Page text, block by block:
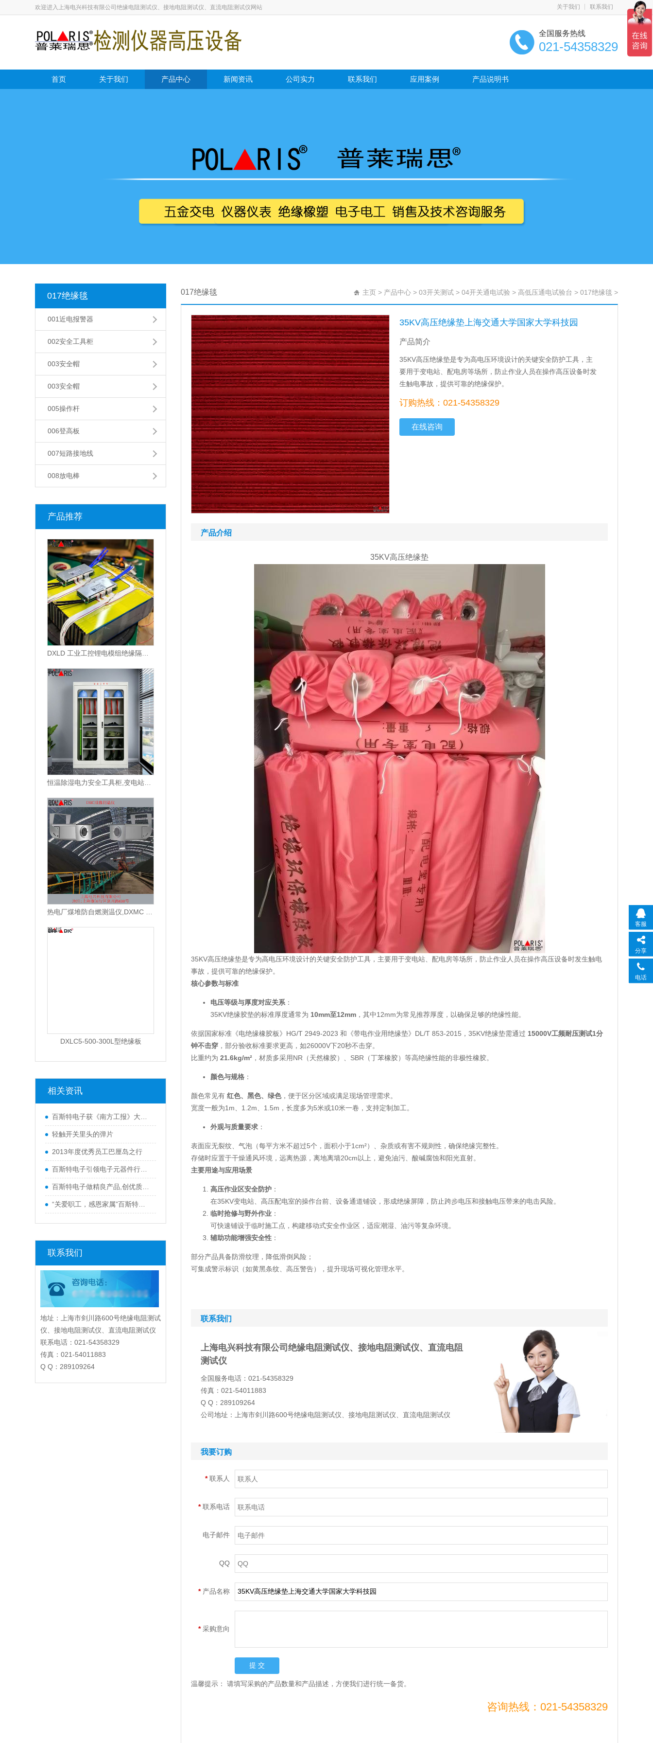
欢迎进入上海电兴科技有限公司绝缘电阻测试仪、接地电阻测试仪、直流电阻测试仪网站 关于我们 联系我们
全国服务热线
021-54358329
首页 关于我们 产品中心 新闻资讯 公司实力 联系我们 应用案例 产品说明书
017绝缘毯
001近电报警器
002安全工具柜
003安全帽
003安全帽
005操作杆
006登高板
007短路接地线
008放电棒
产品推荐
DXLC5-500-300L型绝缘板
相关资讯
百斯特电子获《南方工报》大篇幅报
轻触开关里头的弹片
2013年度优秀员工巴厘岛之行
百斯特电子引领电子元器件行业,产品
百斯特电子做精良产品,创优质品牌
“关爱职工，感恩家属”百斯特优秀
联系我们
地址：上海市剑川路600号绝缘电阻测试
仪、接地电阻测试仪、直流电阻测试仪
联系电话：021-54358329
传真：021-54011883
Q Q：289109264
017绝缘毯 主页 > 产品中心 > 03开关测试 > 04开关通电试验 > 高低压通电试验台 > 017绝缘毯 >
35KV高压绝缘垫上海交通大学国家大学科技园
产品简介
35KV高压绝缘垫是专为高电压环境设计的关键安全防护工具，主
要用于变电站、配电房等场所，防止作业人员在操作高压设备时发
生触电事故，提供可靠的绝缘保护。
订购热线：021-54358329
在线咨询
产品介绍
35KV高压绝缘垫
35KV高压绝缘垫是专为高电压环境设计的关键安全防护工具，主要用于变电站、配电房等场所，防止作业人员在操作高压设备时发生触电
事故，提供可靠的绝缘保护。
核心参数与标准
电压等级与厚度对应关系 ‌：
35KV绝缘胶垫的标准厚度通常为 ‌ 10mm至12mm ‌，其中12mm为常见推荐厚度，以确保足够的绝缘性能。
依据国家标准《电绝缘橡胶板》HG/T 2949-2023 和《带电作业用绝缘垫》DL/T 853-2015，35KV绝缘垫需通过 ‌ 15000V工频耐压测试1分
钟不击穿 ‌，部分验收标准要求更高，如26000V下20秒不击穿。
比重约为 ‌ 21.6kg/m² ‌，材质多采用NR（天然橡胶）、SBR（丁苯橡胶）等高绝缘性能的非极性橡胶。
颜色与规格 ‌：
颜色常见有 ‌ 红色、黑色、绿色‌，便于区分区域或满足现场管理需求。
宽度一般为1m、1.2m、1.5m，长度多为5米或10米一卷，支持定制加工。
外观与质量要求 ‌：
表面应无裂纹、气泡（每平方米不超过5个，面积小于1cm²）、杂质或有害不规则性，确保绝缘完整性。
存储时应置于干燥通风环境，远离热源，离地离墙20cm以上，避免油污、酸碱腐蚀和阳光直射。
主要用途与应用场景
高压作业区安全防护 ‌：
在35KV变电站、高压配电室的操作台前、设备通道铺设，形成绝缘屏障，防止跨步电压和接触电压带来的电击风险。
临时抢修与野外作业 ‌：
可快速铺设于临时施工点，构建移动式安全作业区，适应潮湿、油污等复杂环境。
辅助功能增强安全性 ‌：
部分产品具备防滑纹理，降低滑倒风险；
可集成警示标识（如黄黑条纹、高压警告），提升现场可视化管理水平。
联系我们
上海电兴科技有限公司绝缘电阻测试仪、接地电阻测试仪、直流电阻
测试仪
全国服务电话：021-54358329
传真：021-54011883
Q Q：289109264
公司地址：上海市剑川路600号绝缘电阻测试仪、接地电阻测试仪、直流电阻测试仪
我要订购
*联系人
*联系电话
电子邮件
QQ
* 产品名称
*采购意向
温馨提示： 请填写采购的产品数量和产品描述，方便我们进行统一备货。
咨询热线：021-54358329
客服
分享
电话